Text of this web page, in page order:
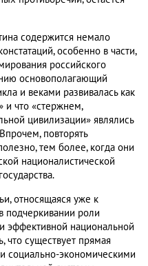
содержится немало
особенно в части,
российского
основополагающий
и веками развивалась как
и что «стержнем,
цивилизации» являлись
повторять
тем более, когда они
националистической
относящаяся уже к
подчеркивании роли
эффективной национальной
что существует прямая
социально-экономическими